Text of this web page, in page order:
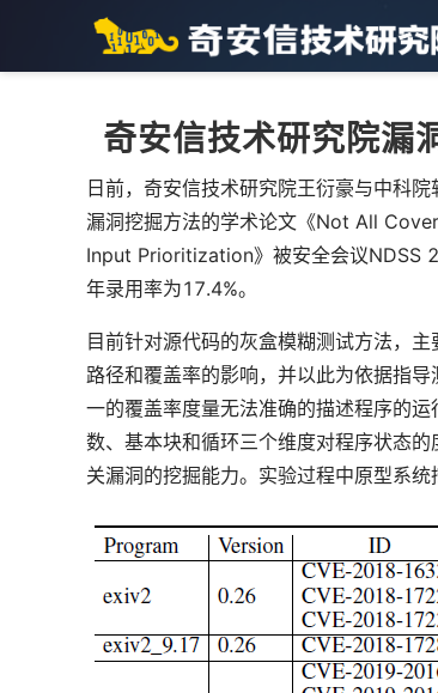
奇安信技术研究院漏
日前，奇安信技术研究院王衍豪与中科
漏洞挖掘方法的学术论文《Not All
Input Prioritization》被安全会议NDSS
年录用率为17.4%。
目前针对源代码的灰盒模糊测试方法，
路径和覆盖率的影响，并以此为依据指
一的覆盖率度量无法准确的描述程序的
数、基本块和循环三个维度对程序状态
关漏洞的挖掘能力。实验过程中原型系